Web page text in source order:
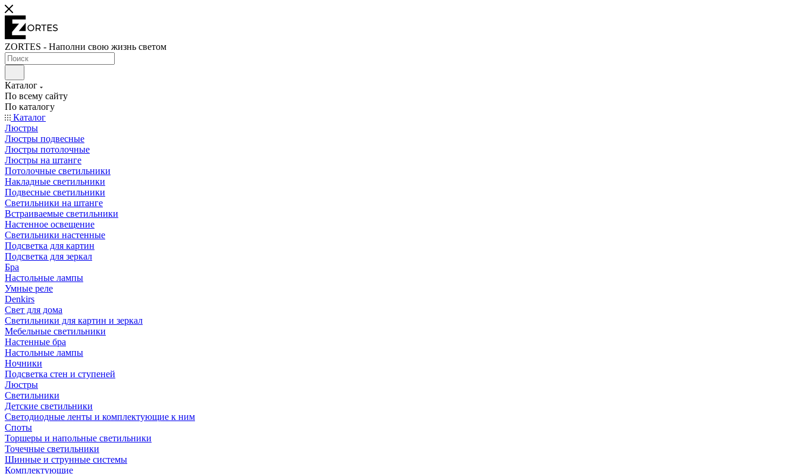
ZORTES - Наполни свою жизнь светом
Каталог
По всему сайту
По каталогу
Каталог
Люстры
Люстры подвесные
Люстры потолочные
Люстры на штанге
Потолочные светильники
Накладные светильники
Подвесные светильники
Светильники на штанге
Встраиваемые светильники
Настенное освещение
Светильники настенные
Подсветка для картин
Подсветка для зеркал
Бра
Настольные лампы
Умные реле
Denkirs
Свет для дома
Светильники для картин и зеркал
Мебельные светильники
Настенные бра
Настольные лампы
Ночники
Подсветка стен и ступеней
Люстры
Светильники
Детские светильники
Светодиодные ленты и комплектующие к ним
Споты
Торшеры и напольные светильники
Точечные светильники
Шинные и струнные системы
Комплектующие